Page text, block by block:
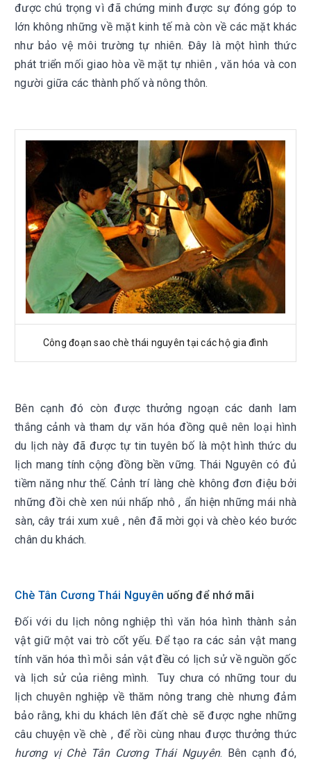
được chú trọng vì đã chứng minh được sự đóng góp to
lớn không những về mặt kinh tế mà còn về các mặt khác
như bảo vệ môi trường tự nhiên. Đây là một hình thức
phát triển mối giao hòa về mặt tự nhiên , văn hóa và con
người giữa các thành phố và nông thôn.
Công đoạn sao chè thái nguyên tại các hộ gia đình
Bên cạnh đó còn được thưởng ngoạn các danh lam
thắng cảnh và tham dự văn hóa đồng quê nên loại hình
du lịch này đã được tự tin tuyên bố là một hình thức du
lịch mang tính cộng đồng bền vững. Thái Nguyên có đủ
tiềm năng như thế. Cảnh trí làng chè không đơn điệu bởi
những đồi chè xen núi nhấp nhô , ẩn hiện những mái nhà
sàn, cây trái xum xuê , nên đã mời gọi và chèo kéo bước
chân du khách.
Chè Tân Cương Thái Nguyên uống để nhớ mãi
Đối với du lịch nông nghiệp thì văn hóa hình thành sản
vật giữ một vai trò cốt yếu. Để tạo ra các sản vật mang
tính văn hóa thì mỗi sản vật đều có lịch sử về nguồn gốc
và lịch sử của riêng mình. Tuy chưa có những tour du
lịch chuyên nghiệp về thăm nông trang chè nhưng đảm
bảo rằng, khi du khách lên đất chè sẽ được nghe những
câu chuyện về chè , để rồi cùng nhau được thưởng thức
hương vị Chè Tân Cương Thái Nguyên. Bên cạnh đó,